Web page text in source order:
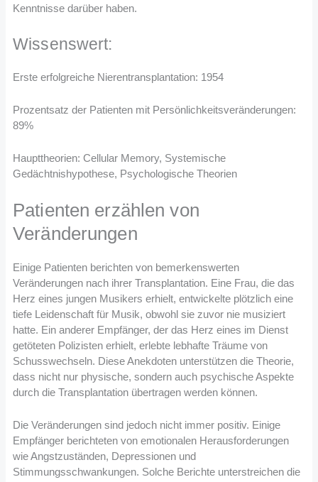
Kenntnisse darüber haben.
Wissenswert:
Erste erfolgreiche Nierentransplantation: 1954
Prozentsatz der Patienten mit Persönlichkeitsveränderungen:
89%
Haupttheorien: Cellular Memory, Systemische
Gedächtnishypothese, Psychologische Theorien
Patienten erzählen von
Veränderungen
Einige Patienten berichten von bemerkenswerten
Veränderungen nach ihrer Transplantation. Eine Frau, die das
Herz eines jungen Musikers erhielt, entwickelte plötzlich eine
tiefe Leidenschaft für Musik, obwohl sie zuvor nie musiziert
hatte. Ein anderer Empfänger, der das Herz eines im Dienst
getöteten Polizisten erhielt, erlebte lebhafte Träume von
Schusswechseln. Diese Anekdoten unterstützen die Theorie,
dass nicht nur physische, sondern auch psychische Aspekte
durch die Transplantation übertragen werden können.
Die Veränderungen sind jedoch nicht immer positiv. Einige
Empfänger berichteten von emotionalen Herausforderungen
wie Angstzuständen, Depressionen und
Stimmungsschwankungen. Solche Berichte unterstreichen die